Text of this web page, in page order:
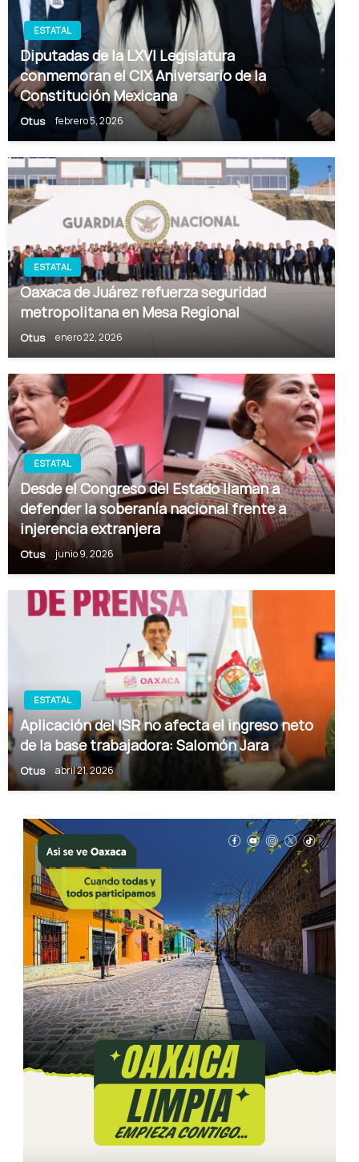
ESTATAL
Diputadas de la LXVI Legislatura
conmemoran el CIX Aniversario de la
Constitución Mexicana
Otus febrero 5, 2026
ESTATAL
Oaxaca de Juárez refuerza seguridad
metropolitana en Mesa Regional
Otus enero 22, 2026
ESTATAL
Desde el Congreso del Estado llaman a
defender la soberanía nacional frente a
injerencia extranjera
Otus junio 9, 2026
ESTATAL
Aplicación del ISR no afecta el ingreso neto
de la base trabajadora: Salomón Jara
Otus abril 21, 2026